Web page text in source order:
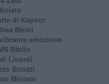
di Kapoor
Meini
emozione
Biblio
Linardi
Strozzi
Miniato